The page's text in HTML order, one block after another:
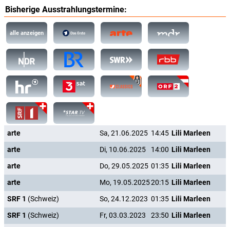
Bisherige Ausstrahlungstermine:
alle anzeigen
arte Sa, 21.06.2025 14:45 Lili Marleen
arte
Di, 10.06.2025 14:00 Lili Marleen
arte
Do, 29.05.2025 01:35 Lili Marleen
arte
Mo, 19.05.202520:15 Lili Marleen
SRF 1 (Schweiz) So, 24.12.2023 01:35 Lili Marleen
SRF 1 (Schweiz) Fr, 03.03.2023 23:50 Lili Marleen